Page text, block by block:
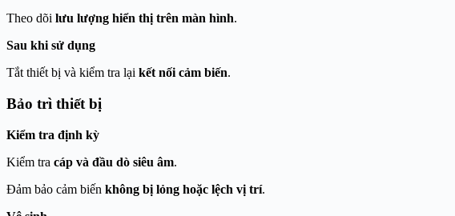
Theo dõi lưu lượng hiển thị trên màn hình.
Sau khi sử dụng
Tắt thiết bị và kiểm tra lại kết nối cảm biến.
Bảo trì thiết bị
Kiểm tra định kỳ
Kiểm tra cáp và đầu dò siêu âm.
Đảm bảo cảm biến không bị lỏng hoặc lệch vị trí.